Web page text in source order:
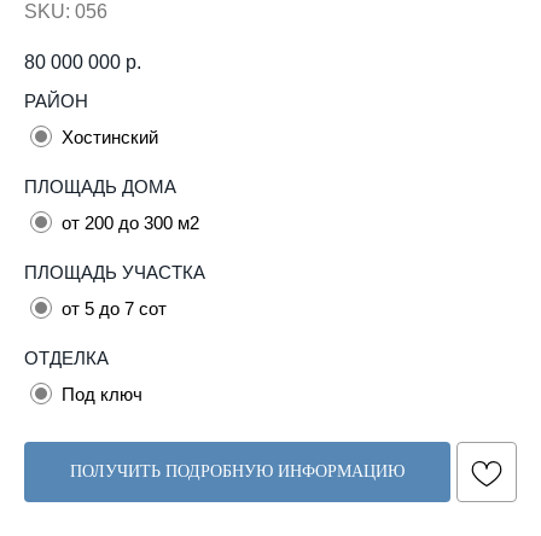
SKU: 056
80 000 000 р.
РАЙОН
Хостинский
ПЛОЩАДЬ ДОМА
от 200 до 300 м2
ПЛОЩАДЬ УЧАСТКА
от 5 до 7 сот
ОТДЕЛКА
Под ключ
ПОЛУЧИТЬ ПОДРОБНУЮ ИНФОРМАЦИЮ